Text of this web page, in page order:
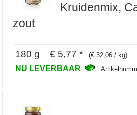
Kruidenmix,
zout
180 g € 5,77 * (€ 32,06 / kg)
NU LEVERBAAR